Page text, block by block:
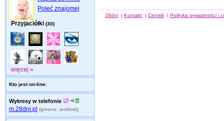
Poleć znajomej
Przyjaciółki (30)
więcej »
Kto jest on-line:
Wykresy w telefonie
m.28dni.pl (iphone, android)
28dni | Kontakt | Cennik | Polityka prywatności i